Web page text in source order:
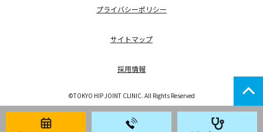
プライバシーポリシー
サイトマップ
採用情報
©TOKYO HIP JOINT CLINIC. All Rights Reserved